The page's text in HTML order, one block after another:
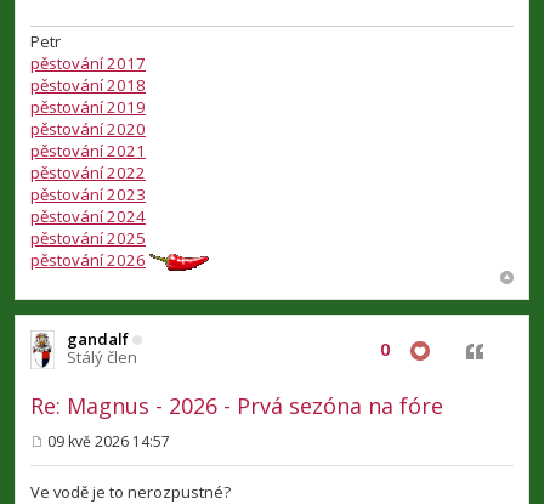
v
e
k
Petr
pěstování 2017
pěstování 2018
pěstování 2019
pěstování 2020
pěstování 2021
pěstování 2022
pěstování 2023
pěstování 2024
pěstování 2025
pěstování 2026
gandalf
Stálý člen
Re: Magnus - 2026 - Prvá sezóna na fóre
0 Citovat
ř
í
09 kvě 2026 14:57
Ve vodě je to nerozpustné?